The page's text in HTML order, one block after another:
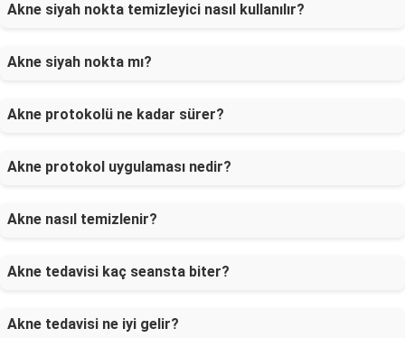
Akne siyah nokta temizleyici nasıl kullanılır?
Akne siyah nokta mı?
Akne protokolü ne kadar sürer?
Akne protokol uygulaması nedir?
Akne nasıl temizlenir?
Akne tedavisi kaç seansta biter?
Akne tedavisi ne iyi gelir?